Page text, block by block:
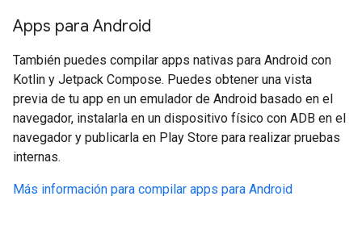
Apps para Android
También puedes compilar apps nativas para Android con
Kotlin y Jetpack Compose. Puedes obtener una vista
previa de tu app en un emulador de Android basado en el
navegador, instalarla en un dispositivo físico con ADB en el
navegador y publicarla en Play Store para realizar pruebas
internas.
Más información para compilar apps para Android